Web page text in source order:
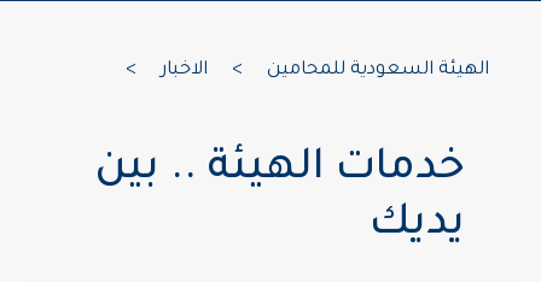
الهيئة السعودية للمحامين الاخبار
خدمات الهيئة .. بين
يديك